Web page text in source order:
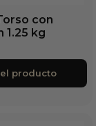
con
1.25 kg
producto